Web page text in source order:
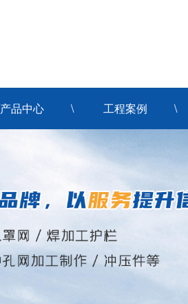
产品中心 工程案例